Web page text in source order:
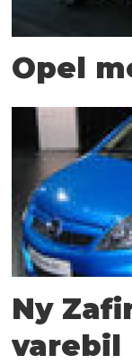
Opel
Ny
varebil